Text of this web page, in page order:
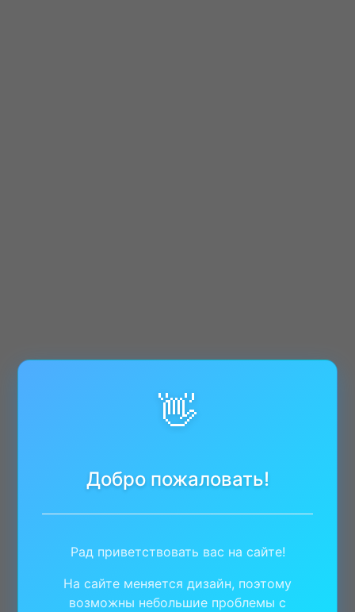
👋
Добро пожаловать!
Рад приветствовать вас на сайте!
На сайте меняется дизайн, поэтому
возможны небольшие проблемы с